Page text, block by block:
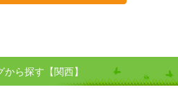
ら探す【関西】